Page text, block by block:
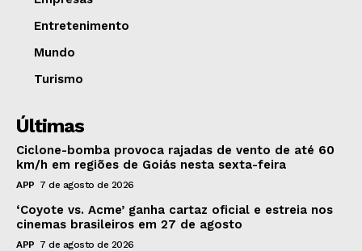
Entretenimento
Mundo
Turismo
Últimas
Ciclone-bomba provoca rajadas de vento de até 60
km/h em regiões de Goiás nesta sexta-feira
APP 7 de agosto de 2026
‘Coyote vs. Acme’ ganha cartaz oficial e estreia nos
cinemas brasileiros em 27 de agosto
APP 7 de agosto de 2026